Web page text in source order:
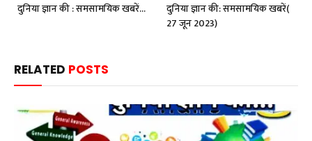
दुनिया ज्ञान की : समसामयिक खबरें…
दुनिया ज्ञान की: समसामयिक खबरें(
27 जून 2023)
RELATED POSTS